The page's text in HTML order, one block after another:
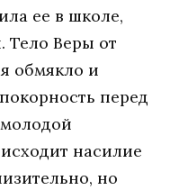
ее в школе,
Тело Веры от
обмякло и
перед
насилие
но